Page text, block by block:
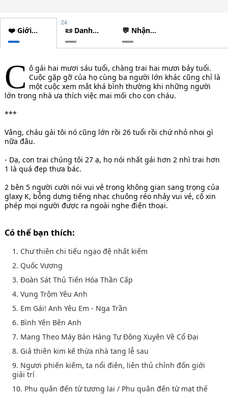
❤️ Giới
thiệu
📜 Danh
sách
chương
24
💬 Nhận
xét
C ô gái hai mươi sáu tuổi, chàng trai hai mươi bảy tuổi.
Cuộc gặp gỡ của họ cùng ba người lớn khác cũng chỉ là
một cuộc xem mắt khá bình thường khi những người
lớn trong nhà ưa thích việc mai mối cho con cháu.
***
Vâng, cháu gái tôi nó cũng lớn rồi 26 tuổi rồi chứ nhỏ nhoi gì
nữa đâu.
- Dạ, con trai chúng tôi 27 ạ, họ nói nhất gái hơn 2 nhì trai hơn
1 là quá đẹp thưa bác.
2 bên 5 người cười nói vui vẻ trong không gian sang trọng của
glaxy K, bỗng dưng tiếng nhạc chuông réo nhảy vui vẻ, cô xin
phép mọi người được ra ngoài nghe điện thoại.
Có thể bạn thích:
1. Chư thiên chi tiếu ngạo đệ nhất kiếm
2. Quốc Vương
3. Đoàn Sát Thủ Tiến Hóa Thần Cấp
4. Vụng Trộm Yêu Anh
5. Em Gái! Anh Yêu Em - Nga Trần
6. Bình Yên Bên Anh
7. Mang Theo Máy Bán Hàng Tự Động Xuyên Về Cổ Đại
8. Giả thiên kim kế thừa nhà tang lễ sau
9. Ngươi phiến kiếm, ta nổi điên, liên thủ chỉnh đốn giới
giải trí
10. Phu quân đến từ tương lai / Phu quân đến từ mạt thế